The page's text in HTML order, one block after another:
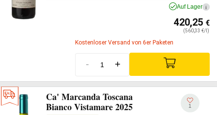
Auf Lager i
420,25 €
(560,33 €/l)
Kostenloser Versand von 6er Paketen
- +
Ca' Marcanda Toscana
Bianco Vistamare 2025
1